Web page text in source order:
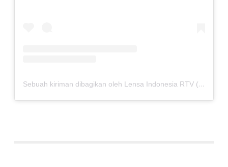
Sebuah kiriman dibagikan oleh Lensa Indonesia RTV (@lensaindonesiartv)